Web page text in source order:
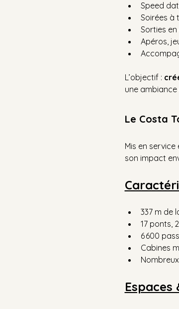
Speed
Soirées à
Sorties
Apéros,
L’objectif :
une
Le Costa
Mis en
son impact
337 m de
17 ponts,
6 600
Cabines
Espaces